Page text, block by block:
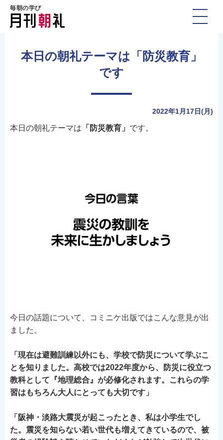
毎朝の学び
本日の朝礼テーマは「防災教育」
です
2022年1月17日(月)
本日の朝礼テーマは 「防災教育」 です。
今日の話題について、コミニケ出版ではこんな意見が出
ました。
「現在は避難訓練以外にも、学校で防災について学ぶこ
とを知りました。 高校では2022年度から、防災に役立つ
教科として『地理総合』が必修化されます。これらの学
習はもちろん大人にとっても大切です」
「阪神・淡路大震災が起こったとき、私は小学生でし
た。震災を知らない若い世代も増えてきているので、被